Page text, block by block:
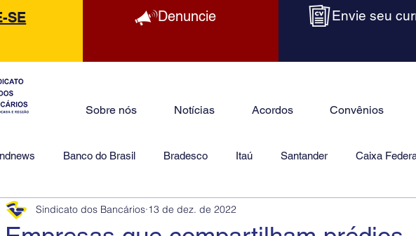
SE Denuncie Envie seu
Sobre nós Notícias Acordos Convênios
Banco do Brasil Bradesco Itaú Santander Caixa
HSBC Financeiras Jurídico
Sindicato dos Bancários 13 de dez. de 2022